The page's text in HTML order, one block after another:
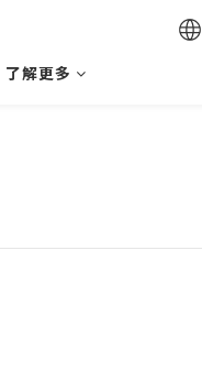
了解更多